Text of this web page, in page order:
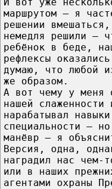
маршрутом — я
решении
немедля решили —
ребёнок в беде,
рефлексы
думаю, что любой
же образом.
А вот чему у меня
нашей
нарабатывал
специальности —
манёвр — я
Версия, одна,
наградил нас чем-
или в наших
агентами охраны